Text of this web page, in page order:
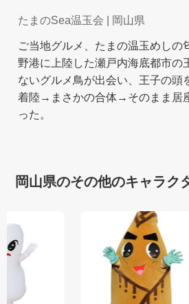
たまのSea温玉会 | 岡山県
ご当地グルメ、たまの温玉めしの
野港に上陸した瀬戸内海底都市の
ないグルメ鳥が出会い、王子の頭
着陸→まさかの合体→そのまま居
った。
岡山県のその他のキャラク